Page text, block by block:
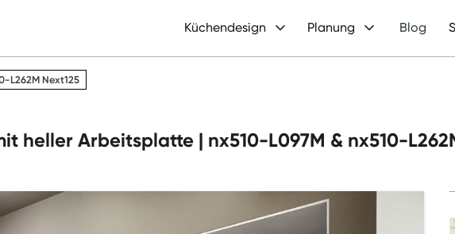
Küchendesign Planung Blog
L262M Next125
heller Arbeitsplatte | nx510-L097M & nx510-